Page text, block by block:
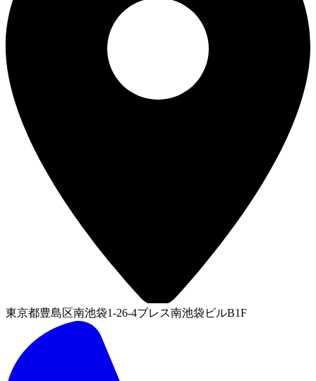
東京都豊島区南池袋1-26-4ブレス南池袋ビルB1F